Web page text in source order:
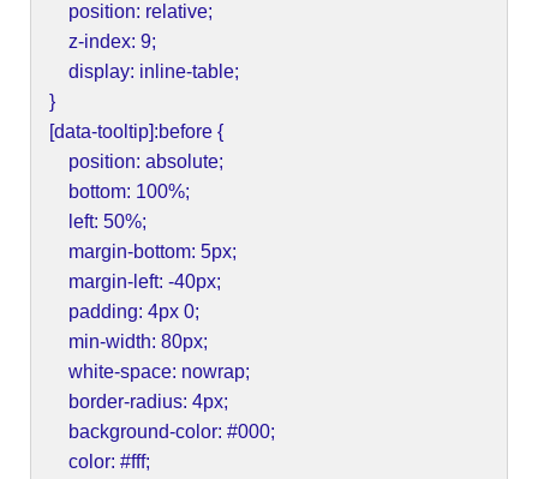
position: relative;
z-index: 9;
display: inline-table;
}
[data-tooltip]:before {
position: absolute;
bottom: 100%;
left: 50%;
margin-bottom: 5px;
margin-left: -40px;
padding: 4px 0;
min-width: 80px;
white-space: nowrap;
border-radius: 4px;
background-color: #000;
color: #fff;